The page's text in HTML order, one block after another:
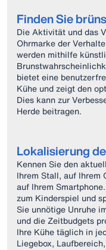
Finden Sie
Die Aktivität und das
Ohrmarke der
werden mithilfe
bietet eine
Kühe und zeigt den
Dies kann zur
Herde beitragen.
Lokalisierung
Kennen Sie den
Ihrem Stall, auf Ihrem
auf Ihrem
zum Kinderspiel und
Sie unnötige Unruhe
und die Zeitbudgets
Ihre Kühe täglich in
Liegebox,